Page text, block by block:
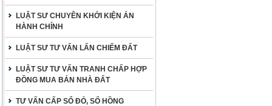
LUẬT SƯ CHUYÊN KHỞI KIỆN ÁN
HÀNH CHÍNH
LUẬT SƯ TƯ VẤN LẤN CHIẾM ĐẤT
LUẬT SƯ TƯ VẤN TRANH CHẤP HỢP
ĐỒNG MUA BÁN NHÀ ĐẤT
TƯ VẤN CẤP SỔ ĐỎ, SỔ HỒNG